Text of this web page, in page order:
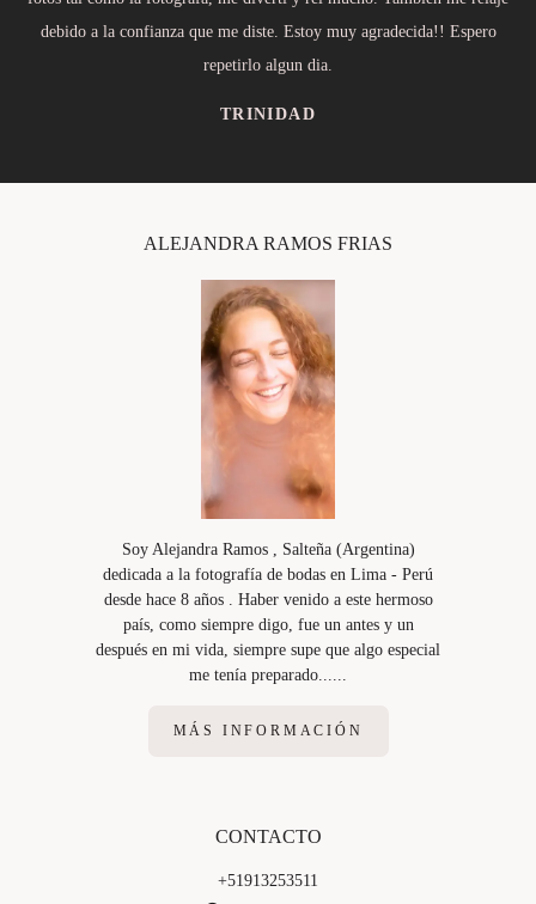
debido a la confianza que me diste. Estoy muy agradecida!! Espero
repetirlo algun dia.
TRINIDAD
ALEJANDRA RAMOS FRIAS
Soy Alejandra Ramos , Salteña (Argentina)
dedicada a la fotografía de bodas en Lima - Perú
desde hace 8 años . Haber venido a este hermoso
país, como siempre digo, fue un antes y un
después en mi vida, siempre supe que algo especial
me tenía preparado......
MÁS INFORMACIÓN
CONTACTO
+51913253511